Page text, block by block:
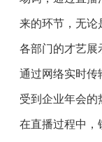
来的环节，无论
各部门的才艺展
通过网络实时传
受到企业年会的
在直播过程中，